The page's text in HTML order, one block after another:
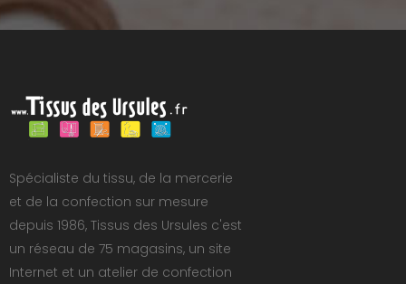
Spécialiste du tissu, de la mercerie
et de la confection sur mesure
depuis 1986, Tissus des Ursules c'est
un réseau de 75 magasins, un site
Internet et un atelier de confection